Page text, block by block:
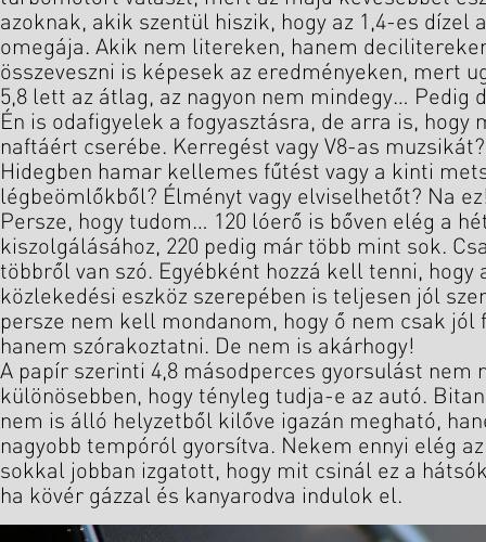
azoknak, akik szentül hiszik, hogy az 1,4-es dízel
omegája. Akik nem litereken, hanem
összeveszni is képesek az eredményeken, mert
5,8 lett az átlag, az nagyon nem mindegy… Pedig
Én is odafigyelek a fogyasztásra, de arra is, hogy
naftáért cserébe. Kerregést vagy V8-as
Hidegben hamar kellemes fűtést vagy a kinti
légbeömlőkből? Élményt vagy elviselhetőt? Na
Persze, hogy tudom… 120 lóerő is bőven elég a
kiszolgálásához, 220 pedig már több mint sok.
többről van szó. Egyébként hozzá kell tenni, hogy
közlekedési eszköz szerepében is teljesen jól
persze nem kell mondanom, hogy ő nem csak jól
hanem szórakoztatni. De nem is akárhogy!
A papír szerinti 4,8 másodperces gyorsulást
különösebben, hogy tényleg tudja-e az autó.
nem is álló helyzetből kilőve igazán megható,
nagyobb tempóról gyorsítva. Nekem ennyi elég
sokkal jobban izgatott, hogy mit csinál ez a
ha kövér gázzal és kanyarodva indulok el.